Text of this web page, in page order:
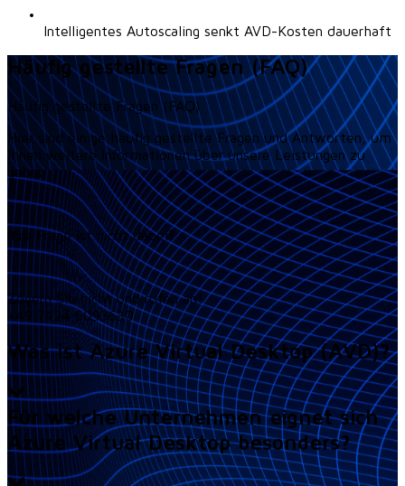
Intelligentes Autoscaling senkt AVD-Kosten dauerhaft
Häufig gestellte Fragen (FAQ)
Häufig gestellte Fragen (FAQ)
Hier sind einige häufig gestellte Fragen und Antworten, um
Ihnen weitere Informationen über unsere Leistungen zu
geben.
Ihre Frage ist nicht dabei?
Zögern Sie nicht und rufen an!
+49 7424 6093630
Was ist Azure Virtual Desktop (AVD)?
Für welche Unternehmen eignet sich
Azure Virtual Desktop besonders?